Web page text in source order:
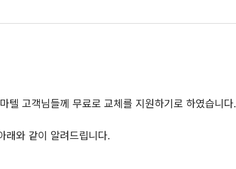
텔 고객님들께 무료로 교체를 지원하기로 하였습니다.
래와 같이 알려드립니다.